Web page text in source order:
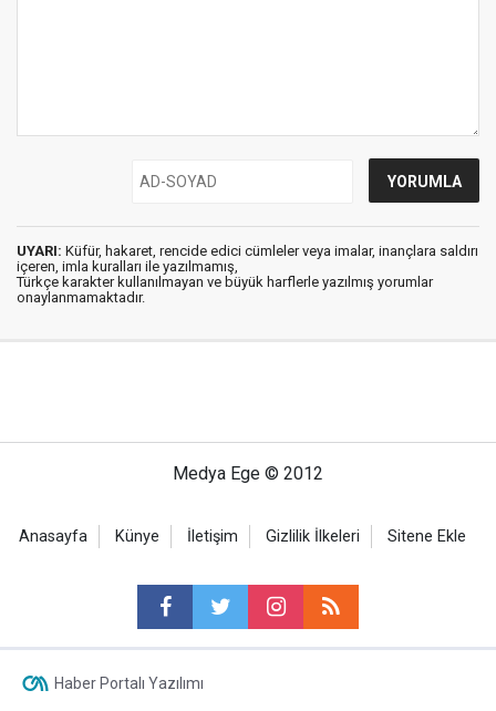
UYARI: Küfür, hakaret, rencide edici cümleler veya imalar, inançlara saldırı
içeren, imla kuralları ile yazılmamış,
Türkçe karakter kullanılmayan ve büyük harflerle yazılmış yorumlar
onaylanmamaktadır.
Medya Ege © 2012
Anasayfa Künye İletişim Gizlilik İlkeleri Sitene Ekle
Haber Portalı Yazılımı